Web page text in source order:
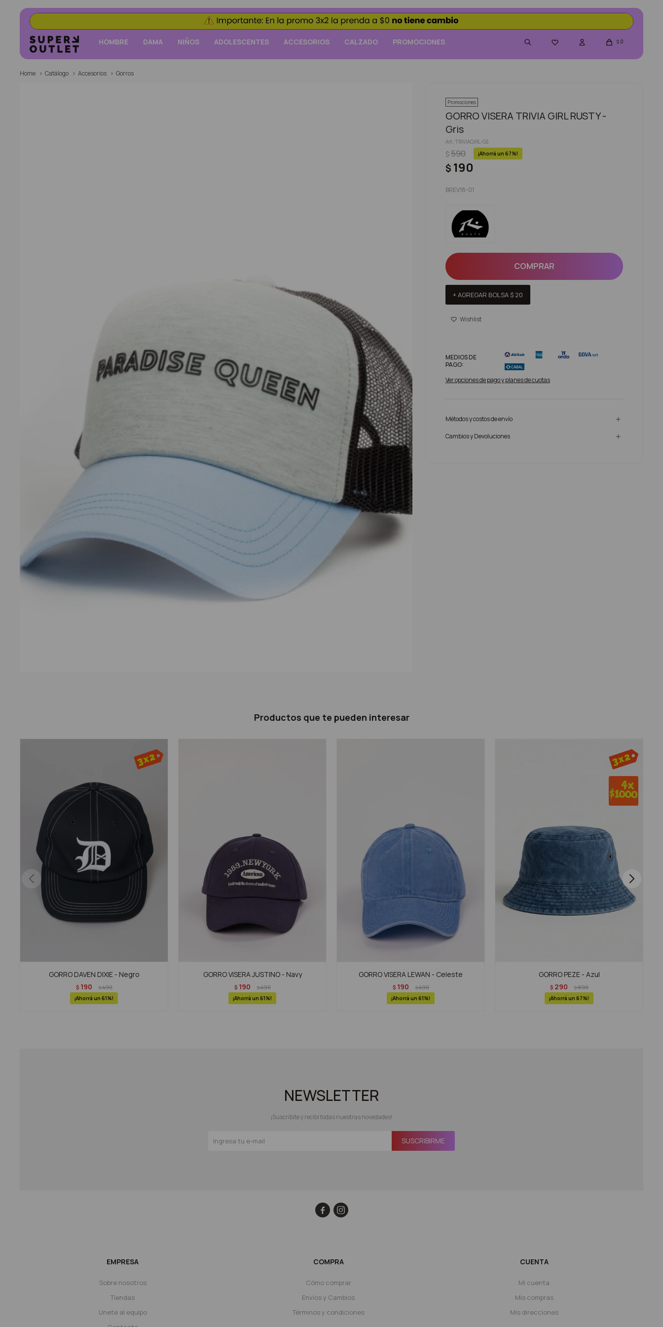
HOMBRE DAMA NIÑOS ADOLESCENTES ACCESORIOS CALZADO PROMOCIONES  $ 0
Home Catálogo Accesorios Gorros
Promociones
GORRO VISERA TRIVIA GIRL RUSTY -
Gris
TRIVIAGIRL-GS
$ 190
$590 67
BREV18-01
COMPRAR
+ AGREGAR BOLSA$ 20
MEDIOS DE
PAGO:
Ver opciones de pago y planes de cuotas
Métodos y costos de envío
Cambios y Devoluciones
Productos que te pueden interesar
GORRO DAVEN DIXIE - Negro
$ 190 $490
61
GORRO VISERA JUSTINO - Navy
$ 190 $490
61
GORRO VISERA LEWAN - Celeste
$ 190 $490
61
GORRO PEZE - Azul
$ 290 $890
67
EMPRESA
Sobre nosotros
Tiendas
Unete al equipo
COMPRA
Cómo comprar
Envíos y Cambios
Términos y condiciones
CUENTA
Mi cuenta
Mis compras
Mis direcciones
NEWSLETTER
¡Suscribite y recibí todas nuestras novedades!
SUSCRIBIRME
 